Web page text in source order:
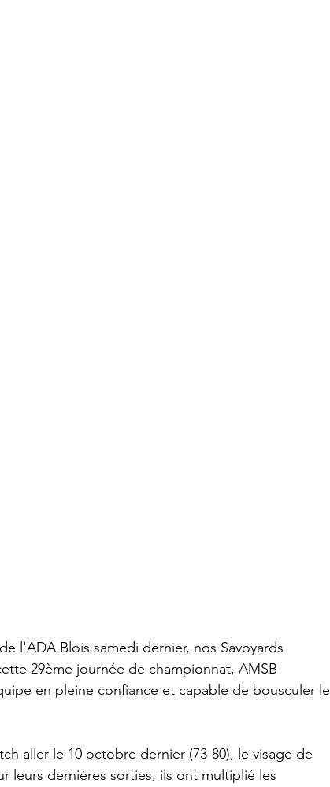
l'ADA Blois samedi dernier, nos Savoyards
29ème journée de championnat, AMSB
en pleine confiance et capable de bousculer le
aller le 10 octobre dernier (73-80), le visage de
leurs dernières sorties, ils ont multiplié les